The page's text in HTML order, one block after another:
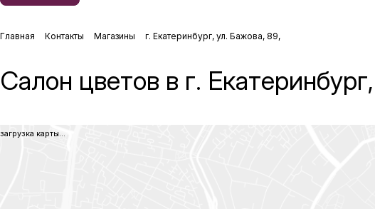
Главная Контакты Магазины г. Екатеринбург, ул. Бажова, 89,
Салон цветов в г.
загрузка карты...